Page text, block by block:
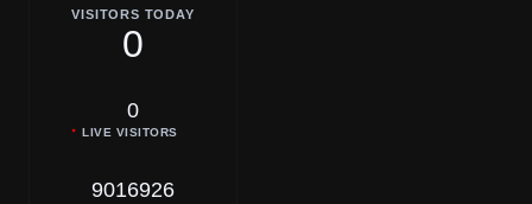
VISITORS TODAY
0
0
LIVE VISITORS
9016926